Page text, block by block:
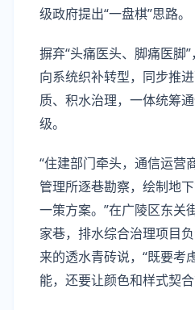
级政府提出“一盘棋”思路。
摒弃“头痛医头、脚痛医脚
向系统织补转型，同步推
质、积水治理，一体统筹
级。
“住建部门牵头，通信运营
管理所逐巷勘察，绘制地
一策方案。”在广陵区东关
家巷，排水综合治理项目
来的透水青砖说，“既要考
能，还要让颜色和样式契